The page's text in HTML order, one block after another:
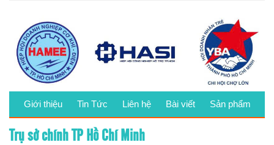
Giới thiệu Tin Tức Liên hệ Bài viết Sản phẩm
Trụ sở chính TP Hồ Chí Minh